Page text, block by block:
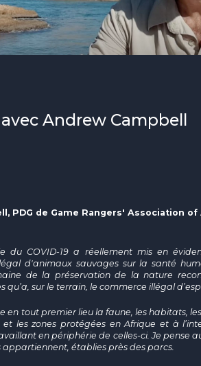
BeMed
sauvage
Andrew Campbell
PDG de Game Rangers' Association of
du COVID-19 a réellement mis en
d'animaux sauvages sur la santé
de la préservation de la nature
qu’a, sur le terrain, le commerce illégal
en tout premier lieu la faune, les habitats,
et les zones protégées en Afrique et à
en périphérie de celles-ci. Je pense
appartiennent, établies près des parcs.